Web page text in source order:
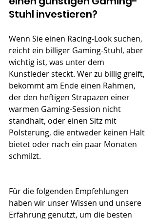
Stuhl investieren?
Wenn Sie einen Racing-Look suchen,
reicht ein billiger Gaming-Stuhl, aber
wichtig ist, was unter dem
Kunstleder steckt. Wer zu billig greift,
bekommt am Ende einen Rahmen,
der den heftigen Strapazen einer
warmen Gaming-Session nicht
standhält, oder einen Sitz mit
Polsterung, die entweder keinen Halt
bietet oder nach ein paar Monaten
schmilzt.
Für die folgenden Empfehlungen
haben wir unser Wissen und unsere
Erfahrung genutzt, um die besten